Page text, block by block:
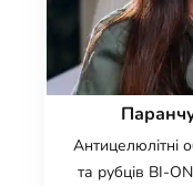
Антицелюлітні
та рубців BI-